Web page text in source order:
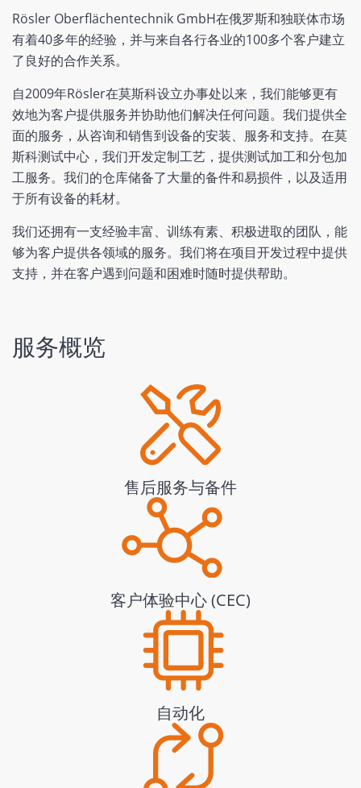
Rösler Oberflächentechnik GmbH在俄罗斯和独联体市场
有着40多年的经验，并与来自各行各业的100多个客户建立
了良好的合作关系。
自2009年Rösler在莫斯科设立办事处以来，我们能够更有
效地为客户提供服务并协助他们解决任何问题。我们提供全
面的服务，从咨询和销售到设备的安装、服务和支持。在莫
斯科测试中心，我们开发定制工艺，提供测试加工和分包加
工服务。我们的仓库储备了大量的备件和易损件，以及适用
于所有设备的耗材。
我们还拥有一支经验丰富、训练有素、积极进取的团队，能
够为客户提供各领域的服务。我们将在项目开发过程中提供
支持，并在客户遇到问题和困难时随时提供帮助。
服务概览
售后服务与备件
客户体验中心 (CEC)
自动化